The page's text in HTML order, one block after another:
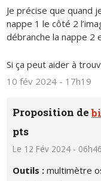
Je précise que quand
nappe 1 le côté 2
débranche la nappe 2
Si ça peut aider à
10 fév 2024 - 17h19
Proposition de
pts
Le 12 Fév 2024 - 06h46
Outils :multimètre